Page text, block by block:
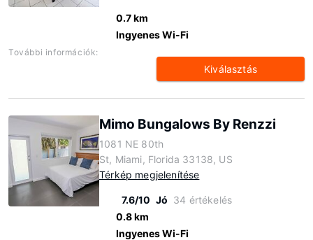
0.7 km
Ingyenes Wi-Fi
További információk:
Kiválasztás
Mimo Bungalows By Renzzi
1081 NE 80th
St, Miami, Florida 33138, US
Térkép megjelenítése
7.6/10 Jó 34 értékelés
0.8 km
Ingyenes Wi-Fi